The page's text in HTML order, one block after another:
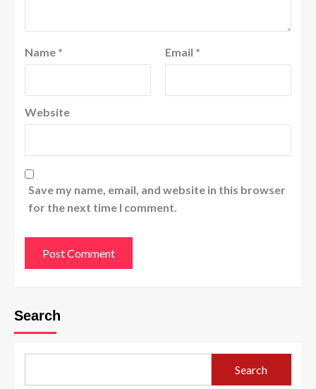
Name * Email *
Website
Save my name, email, and website in this browser
for the next time I comment.
Search
Search